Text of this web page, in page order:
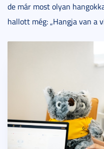
de már most olyan
hallott még: „Hangja van a